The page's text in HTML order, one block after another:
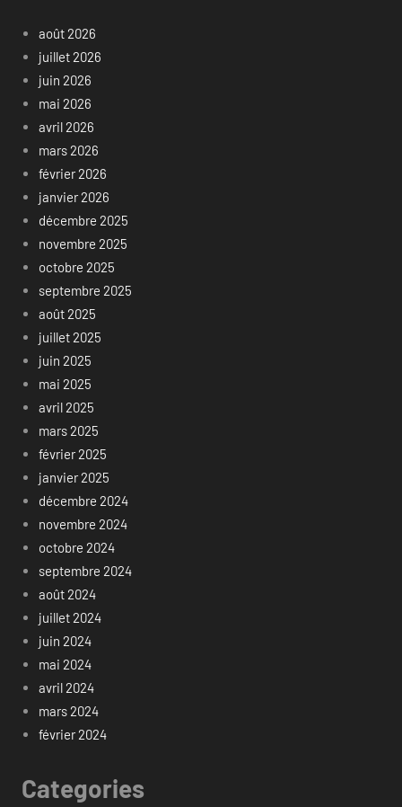
août 2026
juillet 2026
juin 2026
mai 2026
avril 2026
mars 2026
février 2026
janvier 2026
décembre 2025
novembre 2025
octobre 2025
septembre 2025
août 2025
juillet 2025
juin 2025
mai 2025
avril 2025
mars 2025
février 2025
janvier 2025
décembre 2024
novembre 2024
octobre 2024
septembre 2024
août 2024
juillet 2024
juin 2024
mai 2024
avril 2024
mars 2024
février 2024
Categories